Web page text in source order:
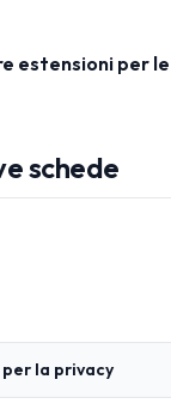
estensioni per le
schede
per la privacy